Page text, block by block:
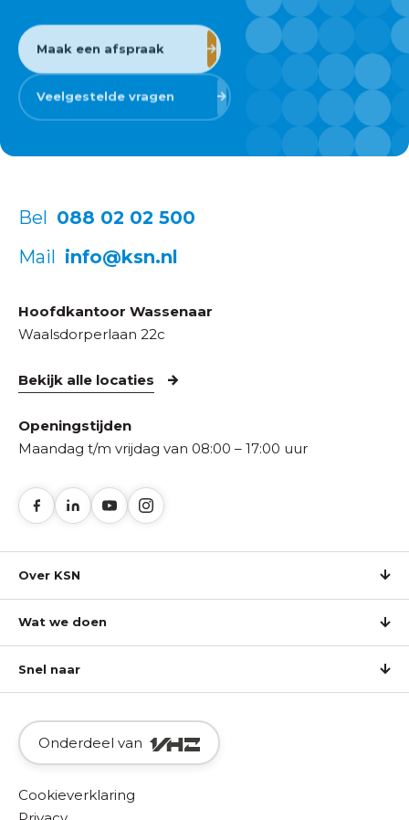
Maak een afspraak
Veelgestelde vragen
Bel 088 02 02 500
Mail info@ksn.nl
Hoofdkantoor Wassenaar
Waalsdorperlaan 22c
Bekijk alle locaties
Openingstijden
Maandag t/m vrijdag van 08:00 – 17:00 uur
Over KSN
Wat we doen
Snel naar
Onderdeel van
Cookieverklaring